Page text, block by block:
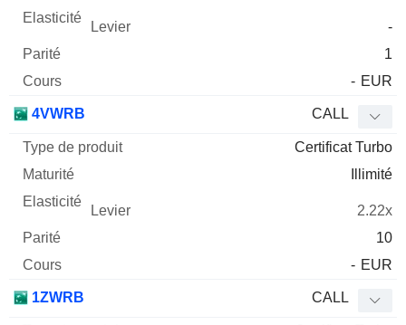
-
1
- EUR
4VWRB CALL
Certificat Turbo
Illimité
2.22x
10
- EUR
1ZWRB CALL